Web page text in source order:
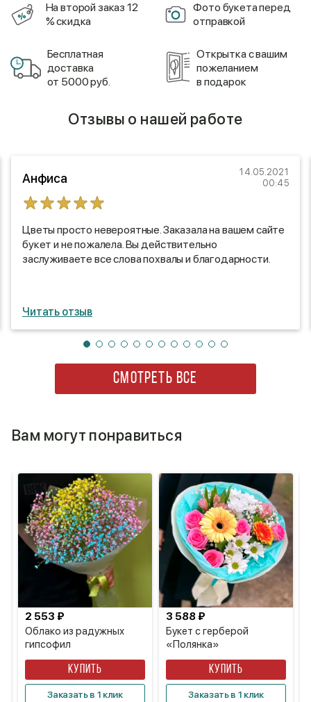
На второй заказ 12
% скидка
Фото букета перед
отправкой
Бесплатная
доставка
от 5000 руб.
Открытка с вашим
пожеланием
в подарок
Отзывы о нашей работе
Анфиса
14.05.2021
00:45
Цветы просто невероятные. Заказала на вашем сайте
букет и не пожалела. Вы действительно
заслуживаете все слова похвалы и благодарности.
Читать отзыв
СМОТРЕТЬ ВСЕ
Вам могут понравиться
Облако из радужных
гипсофил
2 553 ₽
КУПИТЬ
Заказать в 1 клик
Букет с герберой
«Полянка»
3 588 ₽
КУПИТЬ
Заказать в 1 клик